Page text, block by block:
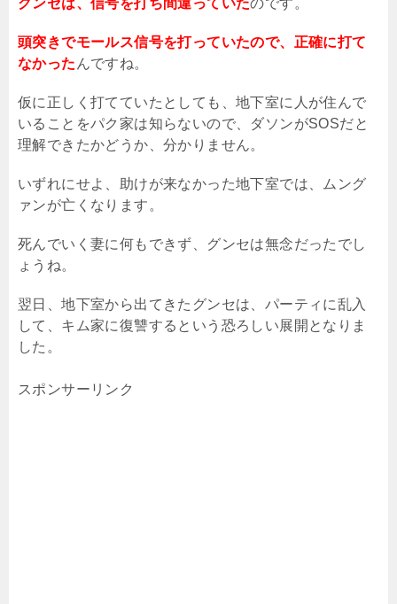
グンセは、信号を打ち間違っていたのです。
頭突きでモールス信号を打っていたので、正確に打て
なかった んですね。
仮に正しく打てていたとしても、地下室に人が住んで
いることをパク家は知らないので、ダソンがSOSだと
理解できたかどうか、分かりません。
いずれにせよ、助けが来なかった地下室では、ムング
ァンが亡くなります。
死んでいく妻に何もできず、グンセは無念だったでし
ょうね。
翌日、地下室から出てきたグンセは、パーティに乱入
して、キム家に復讐するという恐ろしい展開となりま
した。
スポンサーリンク